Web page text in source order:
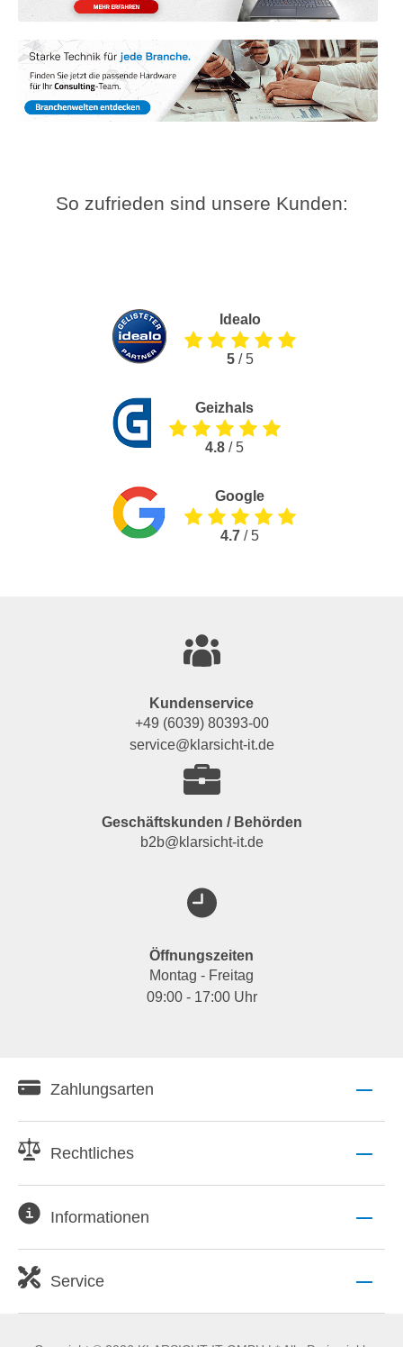
So zufrieden sind unsere Kunden:
Idealo
5/ 5
Geizhals
4.8 / 5
Google
4.7 / 5
Kundenservice
+49 (6039) 80393-00
service@klarsicht-it.de
Geschäftskunden / Behörden
b2b@klarsicht-it.de
Öffnungszeiten
Montag - Freitag
09:00 - 17:00 Uhr
Zahlungsarten
Rechtliches
Informationen
Service